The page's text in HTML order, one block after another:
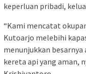
keperluan pribadi,
“Kami mencatat
Kutoarjo melebihi
menunjukkan
kereta api yang aman,